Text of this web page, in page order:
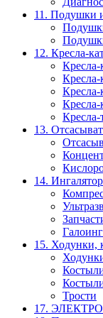
11. Подушки
12. Кресла-
Кресла-
Кресла-
Кресла-
Кресла-
13.
14.
15. Ходунки,
Трости
17.